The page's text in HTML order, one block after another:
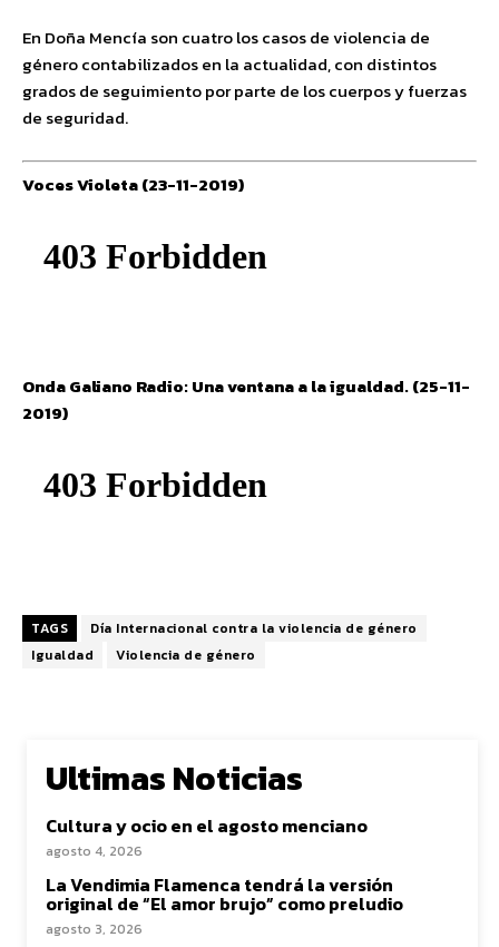
En Doña Mencía son cuatro los casos de violencia de
género contabilizados en la actualidad, con distintos
grados de seguimiento por parte de los cuerpos y fuerzas
de seguridad.
Voces Violeta (23-11-2019)
Onda Galiano Radio: Una ventana a la igualdad. (25-11-
2019)
TAGS
Día Internacional contra la violencia de género
Igualdad
Violencia de género
Ultimas Noticias
Cultura y ocio en el agosto menciano
agosto 4, 2026
La Vendimia Flamenca tendrá la versión
original de “El amor brujo” como preludio
agosto 3, 2026